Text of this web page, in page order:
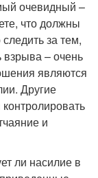
очевидный –
что должны
за тем,
взрыва – очень
являются
Другие
и
ли насилие в